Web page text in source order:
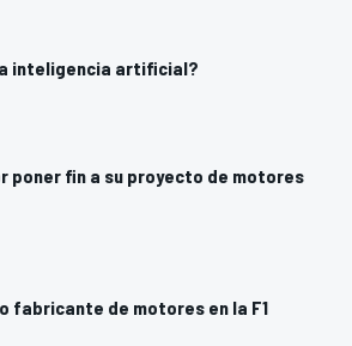
inteligencia artificial?
poner fin a su proyecto de motores
fabricante de motores en la F1